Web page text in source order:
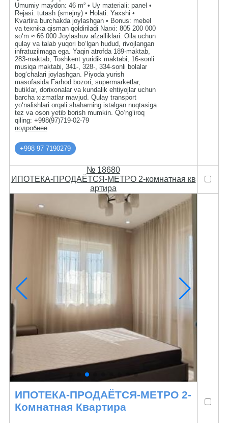
Umumiy maydon: 46 m² • Uy materiali: panel •
Rejasi: tutash (smejny) • Holati: Yaxshi •
Kvartira burchakda joylashgan • Bonus: mebel
va texnika qisman qoldiriladi Narxi: 805 200 000
so‘m ≈ 66 000 Joylashuv afzalliklari: Oila uchun
qulay va talab yuqori bo‘lgan hudud, rivojlangan
infratuzilmaga ega. Yaqin atrofda 189-maktab,
283-maktab, Toshkent yuridik maktabi, 16-sonli
musiqa maktabi, 341-, 328-, 334-sonli bolalar
bog‘chalari joylashgan. Piyoda yurish
masofasida Farhod bozori, supermarketlar,
butiklar, dorixonalar va kundalik ehtiyojlar uchun
barcha xizmatlar mavjud. Qulay transport
yo‘nalishlari orqali shaharning istalgan nuqtasiga
tez va oson yetib borish mumkin. Qo‘ng‘iroq
qiling: +998(97)719-02-79
подробнее
+998 97 7190279
№ 18680
ИПОТЕКА-ПРОДАЁТСЯ-МЕТРО 2-комнатная кв
артира
ИПОТЕКА-ПРОДАЁТСЯ-МЕТРО 2-
Комнатная Квартира